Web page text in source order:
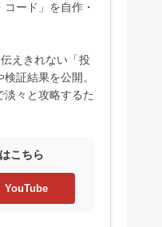
ード」を自作・
えきれない「投
証結果を公開。
々と攻略するた
こちら
YouTube